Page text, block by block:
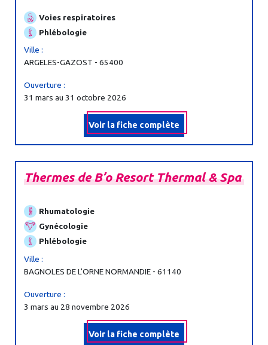
Voies respiratoires
Phlébologie
Ville :
ARGELES-GAZOST - 65400
Ouverture :
31 mars au 31 octobre 2026
Voir la fiche complète
ThermesdeB’oResortThermal&Spa
Rhumatologie
Gynécologie
Phlébologie
Ville :
BAGNOLES DE L'ORNE NORMANDIE - 61140
Ouverture :
3 mars au 28 novembre 2026
Voir la fiche complète